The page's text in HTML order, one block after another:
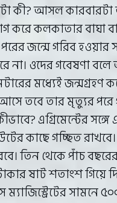
কী? আসল কারবারটা
করে কলকাতার বাঘা
জন্মে গরিব
না। ওদের গবেষণা
মধ্যেই জন্মগ্রহণ
তবে তার মৃত্যুর পরে
এগ্রিমেন্টের
কাছে গচ্ছিত
তিন থেকে পাঁচ
ষাট শতাংশ গিয়ে
ম্যাজিস্ট্রেটের সামনে